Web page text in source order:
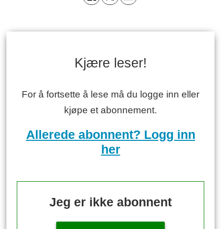
Kjære leser!
For å fortsette å lese må du logge inn eller
kjøpe et abonnement.
Allerede abonnent? Logg inn
her
Jeg er ikke abonnent